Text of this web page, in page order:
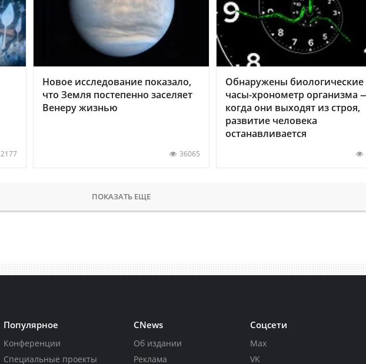
2177
Новое исследование показало,
что Земля постепенно заселяет
Венеру жизнью
36065
Обнаружены биологические
часы-хронометр организма
когда они выходят из строя,
развитие человека
останавливается
ПОКАЗАТЬ ЕЩЕ
Популярное
Конференции
Специальные проекты
CNews
Об издании
Реклама
Соцсети
Max
VK